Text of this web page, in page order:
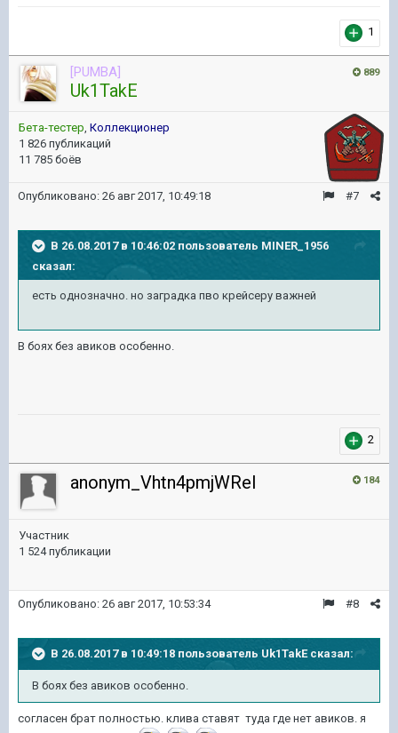
1
889
[PUMBA]
Uk1TakE
Бета-тестер Коллекционер
1 826 публикаций
11 785 боёв
#7
Опубликовано: 26 авг 2017, 10:49:18
В 26.08.2017 в 10:46:02 пользователь MINER_1956
сказал:
есть однозначно. но заградка пво крейсеру важней
В боях без авиков особенно.
2
184
anonym_Vhtn4pmjWReI
Участник
1 524 публикации
#8
Опубликовано: 26 авг 2017, 10:53:34
В 26.08.2017 в 10:49:18 пользователь Uk1TakEсказал:
В боях без авиков особенно.
согласен брат полностью. клива ставят туда где нет авиков. я